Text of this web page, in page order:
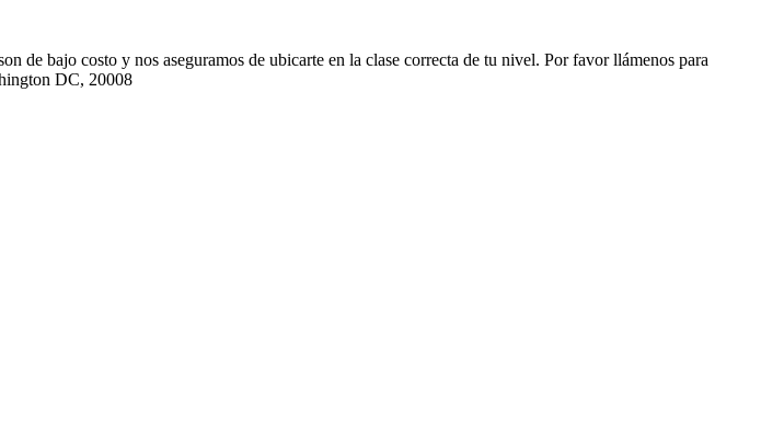
de bajo costo y nos aseguramos de ubicarte en la clase correcta de tu nivel. Por favor llámenos para
DC, 20008